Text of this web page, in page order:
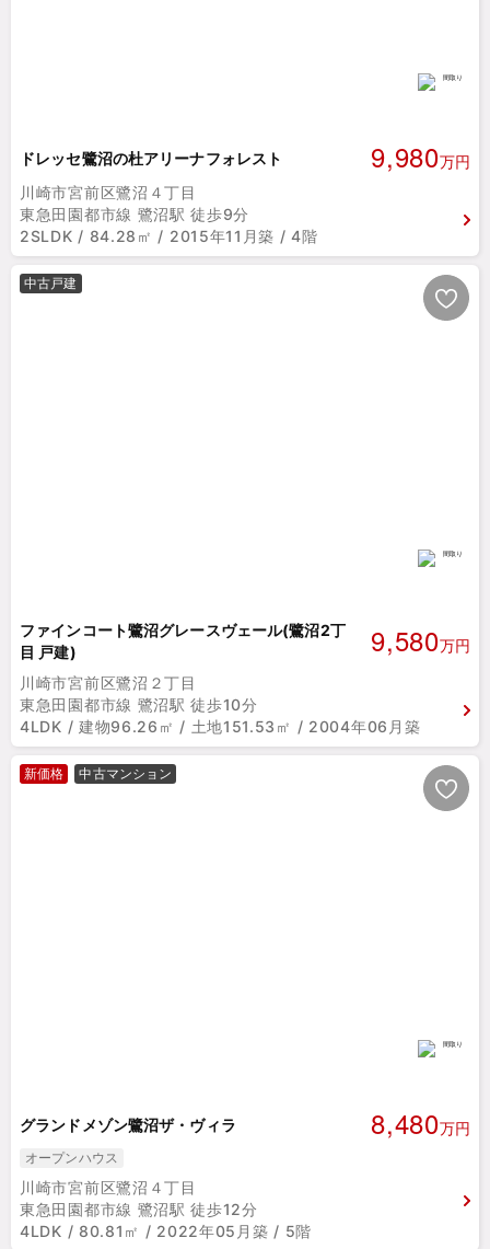
ドレッセ鷺沼の杜アリーナフォレスト 9,980万円
川崎市宮前区鷺沼４丁目
東急田園都市線 鷺沼駅 徒歩9分
2SLDK / 84.28㎡ / 2015年11月築 / 4階
中古戸建
ファインコート鷺沼グレースヴェール(鷺沼2丁
目 戸建)
9,580万円
川崎市宮前区鷺沼２丁目
東急田園都市線 鷺沼駅 徒歩10分
4LDK / 建物96.26㎡ / 土地151.53㎡ / 2004年06月築
新価格 中古マンション
グランドメゾン鷺沼ザ・ヴィラ 8,480万円
オープンハウス
川崎市宮前区鷺沼４丁目
東急田園都市線 鷺沼駅 徒歩12分
4LDK / 80.81㎡ / 2022年05月築 / 5階